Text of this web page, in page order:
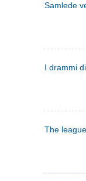
Samlede
I drammi
The